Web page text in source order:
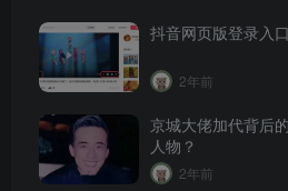
抖音网页版登录入口
2年前
京城大佬加代背后
人物？
2年前